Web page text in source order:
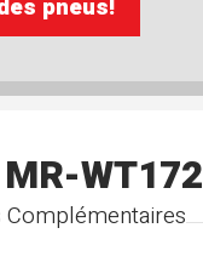
pneus!
WT172